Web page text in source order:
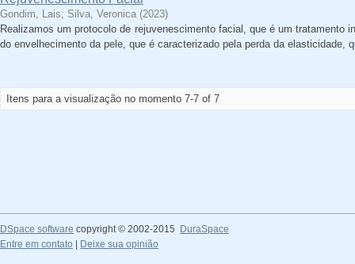
Gondim, Lais; Silva, Veronica (2023)
Realizamos um protocolo de rejuvenescimento facial, que é um tratamento
do envelhecimento da pele, que é caracterizado pela perda da elasticidade,
Itens para a visualização no momento 7-7 of 7
DSpace software copyright © 2002-2015
DuraSpace
Entre em contato
Deixe sua opinião